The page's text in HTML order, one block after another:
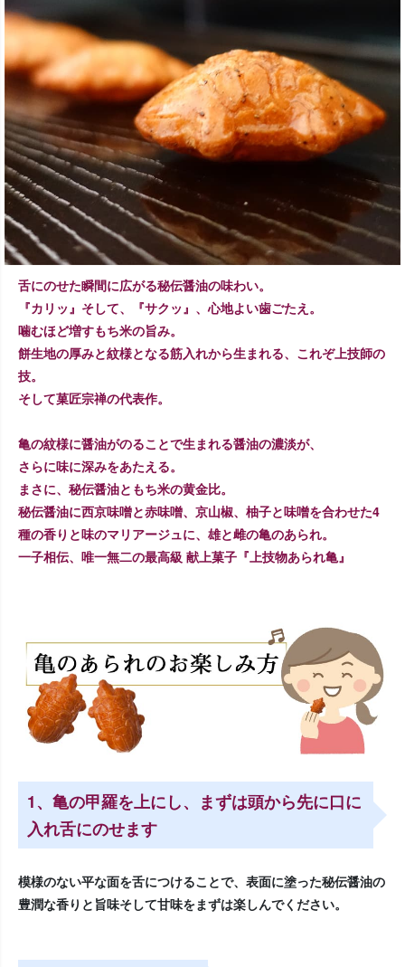
舌にのせた瞬間に広がる秘伝醤油の味わい。
『カリッ』そして、『サクッ』、心地よい歯ごたえ。
噛むほど増すもち米の旨み。
餅生地の厚みと紋様となる筋入れから生まれる、これぞ上技師の
技。
そして菓匠宗禅の代表作。
亀の紋様に醤油がのることで生まれる醤油の濃淡が、
さらに味に深みをあたえる。
まさに、秘伝醤油ともち米の黄金比。
秘伝醤油に西京味噌と赤味噌、京山椒、柚子と味噌を合わせた4
種の香りと味のマリアージュに、雄と雌の亀のあられ。
一子相伝、唯一無二の最高級 献上菓子『上技物あられ亀』
1、亀の甲羅を上にし、まずは頭から先に口に
入れ舌にのせます
模様のない平な面を舌につけることで、表面に塗った秘伝醤油の
豊潤な香りと旨味そして甘味をまずは楽しんでください。